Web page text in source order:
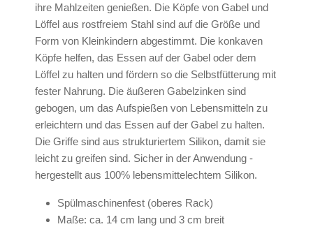
ihre Mahlzeiten genießen. Die Köpfe von Gabel und
Löffel aus rostfreiem Stahl sind auf die Größe und
Form von Kleinkindern abgestimmt. Die konkaven
Köpfe helfen, das Essen auf der Gabel oder dem
Löffel zu halten und fördern so die Selbstfütterung mit
fester Nahrung. Die äußeren Gabelzinken sind
gebogen, um das Aufspießen von Lebensmitteln zu
erleichtern und das Essen auf der Gabel zu halten.
Die Griffe sind aus strukturiertem Silikon, damit sie
leicht zu greifen sind. Sicher in der Anwendung -
hergestellt aus 100% lebensmittelechtem Silikon.
Spülmaschinenfest (oberes Rack)
Maße: ca. 14 cm lang und 3 cm breit